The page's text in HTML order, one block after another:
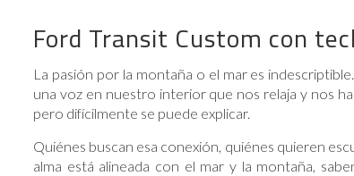
Ford Transit Custom con
La pasión por la montaña o el mar es
una voz en nuestro interior que nos relaja y nos
pero difícilmente se puede explicar.
Quiénes buscan esa conexión, quiénes quieren
alma está alineada con el mar y la montaña,